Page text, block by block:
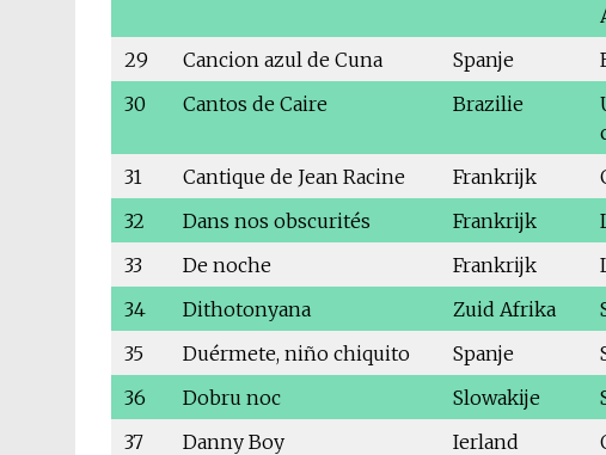
29
Cancion azul de Cuna Spanje
30
Cantos de Caire Brazilie
31
Cantique de Jean Racine Frankrijk
32
Dans nos obscurités Frankrijk
33
De noche Frankrijk
34
Dithotonyana Zuid Afrika
35
Duérmete, niño chiquito Spanje
36
Dobru noc Slowakije
37
Danny Boy Ierland